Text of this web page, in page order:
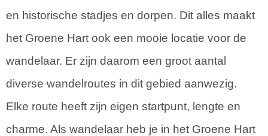
en historische stadjes en dorpen. Dit alles maakt
het Groene Hart ook een mooie locatie voor de
wandelaar. Er zijn daarom een groot aantal
diverse wandelroutes in dit gebied aanwezig.
Elke route heeft zijn eigen startpunt, lengte en
charme. Als wandelaar heb je in het Groene Hart